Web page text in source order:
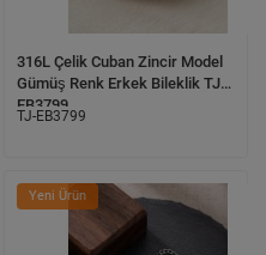
316L Çelik Cuban Zincir Model
Gümüş Renk Erkek Bileklik TJ-
EB3799
TJ-EB3799
Yeni Ürün